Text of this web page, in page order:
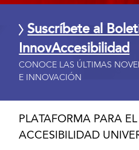
Suscríbete al
InnovAccesibilidad
CONOCE LAS ÚLTIMAS
E INNOVACIÓN
PLATAFORMA PARA
ACCESIBILIDAD